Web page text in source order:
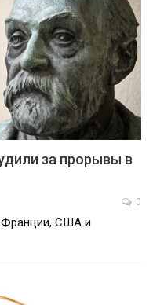
за прорывы в
0
Франции, США и